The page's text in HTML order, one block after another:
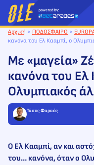
Μετάβαση
στο
περιεχόμενο
Αρχική > ΠΟΔΟΣΦΑΙΡΟ >
κανόνα του Ελ Κααμπί, ο
Με «μαγεία»
κανόνα του Ελ
Ολυμπιακός
Τάσος Φαραός
Ο Ελ Κααμπί, αν και
του… κανόνα, όταν ο